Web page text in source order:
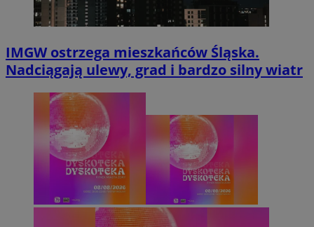
IMGW ostrzega mieszkańców Śląska.
Nadciągają ulewy, grad i bardzo silny wiatr